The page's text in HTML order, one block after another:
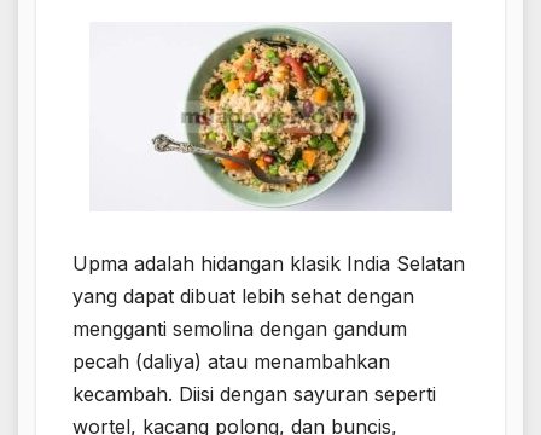
Upma adalah hidangan klasik India Selatan
yang dapat dibuat lebih sehat dengan
mengganti semolina dengan gandum
pecah (daliya) atau menambahkan
kecambah. Diisi dengan sayuran seperti
wortel, kacang polong, dan buncis,